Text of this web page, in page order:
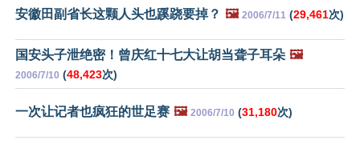
安徽田副省长这颗人头也蹊跷要掉？ 🖼️ 2006/7/11 (29,461次)
国安头子泄绝密！曾庆红十七大让胡当聋子耳朵 🖼️
2006/7/10 (48,423次)
一次让记者也疯狂的世足赛 🖼️ 2006/7/10 (31,180次)